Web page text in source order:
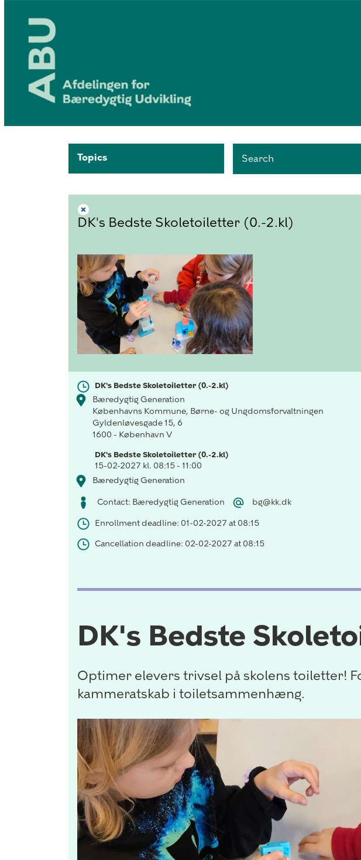
Topics Search
DK's Bedste Skoletoiletter (0.-2.kl)
DK's Bedste Skoletoiletter (0.-2.kl)
Bæredygtig Generation
Københavns Kommune, Børne- og Ungdomsforvaltningen
Gyldenløvesgade 15, 6
1600 - København V
DK's Bedste Skoletoiletter (0.-2.kl)
15-02-2027 kl. 08:15 - 11:00
Bæredygtig Generation
Contact: Bæredygtig Generation bg@kk.dk
Enrollment deadline: 01-02-2027 at 08:15
Cancellation deadline: 02-02-2027 at 08:15
DK's Bedste
Optimer elevers trivsel på skolens toiletter!
kammeratskab i toiletsammenhæng.